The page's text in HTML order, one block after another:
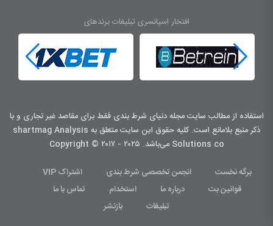
افتخار اسپانسری تبلیغات برندهای
استفاده از مطالب سایت مجله دنیای شرط بندی فقط برای مقاصد غیر تجاری و با
ذکر منبع بلامانع است. کليه حقوق اين سايت متعلق به shartmag Analysis
Solutions co می‌باشد. Copyright © ۲۰۱۷ - ۲۰۲۵
برگه نخست انجمن تخصصی شرط بندی
اشتراک VIP
قوانین بت
درباره ما استخدام
تماس با ما
تبلیغات
بازنشر